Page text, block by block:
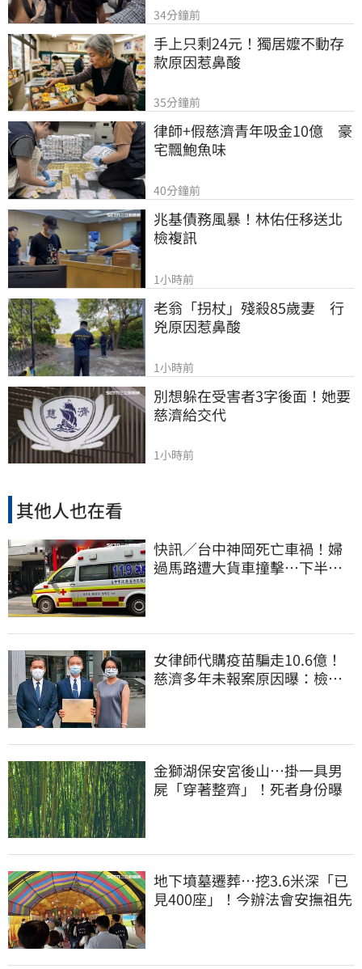
34分鐘前
手上只剩24元！獨居嬤不動存
款原因惹鼻酸
35分鐘前
律師+假慈濟青年吸金10億　豪
宅飄鮑魚味
40分鐘前
兆基債務風暴！林佑任移送北
檢複訊
1小時前
老翁「拐杖」殘殺85歲妻　行
兇原因惹鼻酸
1小時前
別想躲在受害者3字後面！她要
慈濟給交代
1小時前
其他人也在看
快訊／台中神岡死亡車禍！婦
過馬路遭大貨車撞擊…下半身
女律師代購疫苗騙走10.6億！
慈濟多年未報案原因曝：檢警
金獅湖保安宮後山…掛一具男
屍「穿著整齊」！死者身份曝
地下墳墓遷葬…挖3.6米深「已
見400座」！今辦法會安撫祖先